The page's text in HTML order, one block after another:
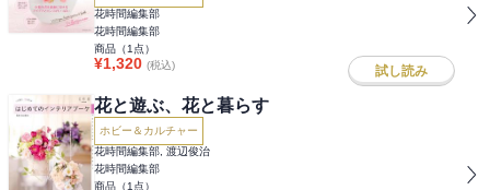
花時間編集部
花時間編集部
商品（1 点）
¥1,320 (税込) 試し読み
花と遊ぶ、花と暮らす
ホビー＆カルチャー
花時間編集部, 渡辺俊治
花時間編集部
商品（1 点）